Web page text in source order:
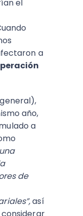
el
a
año,
a
de
así